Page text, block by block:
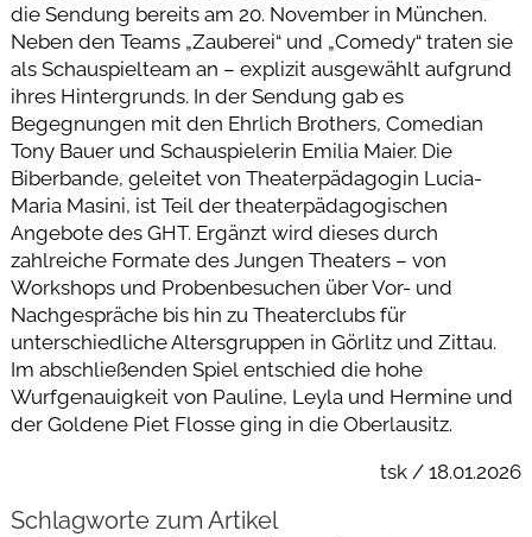
die Sendung bereits am 20. November in München.
Neben den Teams „Zauberei“ und „Comedy“ traten sie
als Schauspielteam an – explizit ausgewählt aufgrund
ihres Hintergrunds. In der Sendung gab es
Begegnungen mit den Ehrlich Brothers, Comedian
Tony Bauer und Schauspielerin Emilia Maier. Die
Biberbande, geleitet von Theaterpädagogin Lucia-
Maria Masini, ist Teil der theaterpädagogischen
Angebote des GHT. Ergänzt wird dieses durch
zahlreiche Formate des Jungen Theaters – von
Workshops und Probenbesuchen über Vor- und
Nachgespräche bis hin zu Theaterclubs für
unterschiedliche Altersgruppen in Görlitz und Zittau.
Im abschließenden Spiel entschied die hohe
Wurfgenauigkeit von Pauline, Leyla und Hermine und
der Goldene Piet Flosse ging in die Oberlausitz.
tsk / 18.01.2026
Schlagworte zum Artikel